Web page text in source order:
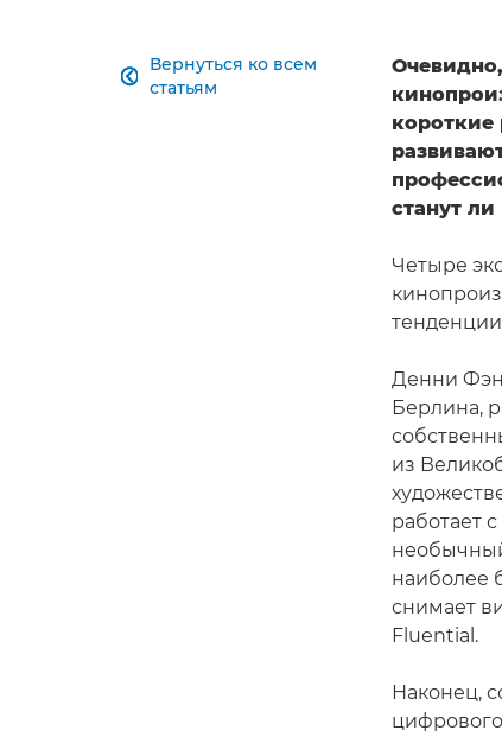
Вернуться ко всем
статьям

короткие
станут
Четыре
Денни
Берлина,
из
работает
наиболее
снимает
Fluential.
Наконец,